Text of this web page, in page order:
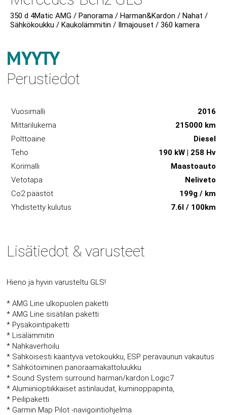
350 d 4Matic AMG / Panorama / Harman&Kardon / Nahat /
Sähkökoukku / Kaukolämmitin / Ilmajouset / 360 kamera
MYYTY
Perustiedot
Vuosimalli
2016
Mittarilukema
215000 km
Polttoaine
Diesel
Teho
190 kW | 258 Hv
Korimalli
Maastoauto
Vetotapa
Neliveto
Co2 päästöt
199g / km
Yhdistetty kulutus
7.6l / 100km
Lisätiedot & varusteet
Hieno ja hyvin varusteltu GLS!
* AMG Line ulkopuolen paketti
* AMG Line sisätilan paketti
* Pysäköintipaketti
* Lisälämmitin
* Nahkaverhoilu
* Sähköisesti kääntyvä vetokoukku, ESP perävaunun vakautus
* Sähkötoiminen panoraamakattoluukku
* Sound System surround harman/kardon Logic7
* Alumiinioptiikkaiset astinlaudat, kuminoppapinta,
* Peilipaketti
* Garmin Map Pilot -navigointiohjelma